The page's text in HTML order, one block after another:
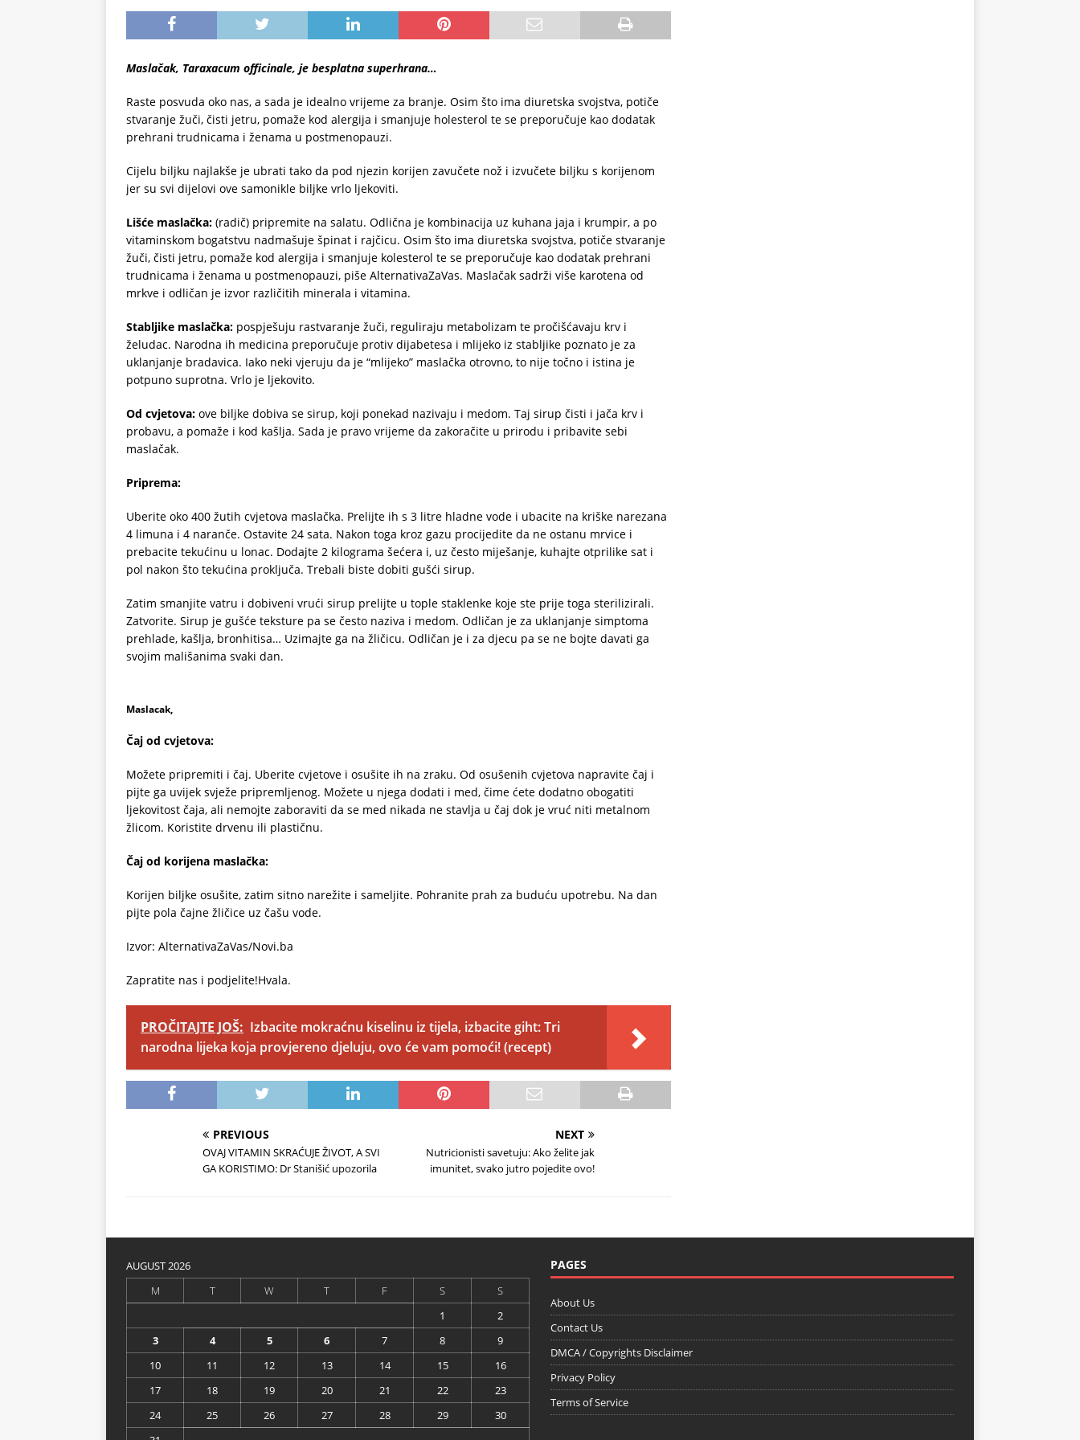
Maslačak, Taraxacum officinale, je besplatna superhrana…
Raste posvuda oko nas, a sada je idealno vrijeme za branje. Osim što ima diuretska svojstva, potiče
stvaranje žuči, čisti jetru, pomaže kod alergija i smanjuje holesterol te se preporučuje kao dodatak
prehrani trudnicama i ženama u postmenopauzi.
Cijelu biljku najlakše je ubrati tako da pod njezin korijen zavučete nož i izvučete biljku s korijenom
jer su svi dijelovi ove samonikle biljke vrlo ljekoviti.
Lišće maslačka: (radič) pripremite na salatu. Odlična je kombinacija uz kuhana jaja i krumpir, a po
vitaminskom bogatstvu nadmašuje špinat i rajčicu. Osim što ima diuretska svojstva, potiče stvaranje
žuči, čisti jetru, pomaže kod alergija i smanjuje kolesterol te se preporučuje kao dodatak prehrani
trudnicama i ženama u postmenopauzi, piše AlternativaZaVas. Maslačak sadrži više karotena od
mrkve i odličan je izvor različitih minerala i vitamina.
Stabljike maslačka: pospješuju rastvaranje žuči, reguliraju metabolizam te pročišćavaju krv i
želudac. Narodna ih medicina preporučuje protiv dijabetesa i mlijeko iz stabljike poznato je za
uklanjanje bradavica. Iako neki vjeruju da je “mlijeko” maslačka otrovno, to nije točno i istina je
potpuno suprotna. Vrlo je ljekovito.
Od cvjetova: ove biljke dobiva se sirup, koji ponekad nazivaju i medom. Taj sirup čisti i jača krv i
probavu, a pomaže i kod kašlja. Sada je pravo vrijeme da zakoračite u prirodu i pribavite sebi
maslačak.
Priprema:
Uberite oko 400 žutih cvjetova maslačka. Prelijte ih s 3 litre hladne vode i ubacite na kriške narezana
4 limuna i 4 naranče. Ostavite 24 sata. Nakon toga kroz gazu procijedite da ne ostanu mrvice i
prebacite tekućinu u lonac. Dodajte 2 kilograma šećera i, uz često miješanje, kuhajte otprilike sat i
pol nakon što tekućina proključa. Trebali biste dobiti gušći sirup.
Zatim smanjite vatru i dobiveni vrući sirup prelijte u tople staklenke koje ste prije toga sterilizirali.
Zatvorite. Sirup je gušće teksture pa se često naziva i medom. Odličan je za uklanjanje simptoma
prehlade, kašlja, bronhitisa… Uzimajte ga na žličicu. Odličan je i za djecu pa se ne bojte davati ga
svojim mališanima svaki dan.
Maslacak,
Čaj od cvjetova:
Možete pripremiti i čaj. Uberite cvjetove i osušite ih na zraku. Od osušenih cvjetova napravite čaj i
pijte ga uvijek svježe pripremljenog. Možete u njega dodati i med, čime ćete dodatno obogatiti
ljekovitost čaja, ali nemojte zaboraviti da se med nikada ne stavlja u čaj dok je vruć niti metalnom
žlicom. Koristite drvenu ili plastičnu.
Čaj od korijena maslačka:
Korijen biljke osušite, zatim sitno narežite i sameljite. Pohranite prah za buduću upotrebu. Na dan
pijte pola čajne žličice uz čašu vode.
Izvor: AlternativaZaVas/Novi.ba
Zapratite nas i podjelite!Hvala.
PROČITAJTE JOŠ: Izbacite mokraćnu kiselinu iz tijela, izbacite giht: Tri
narodna lijeka koja provjereno djeluju, ovo će vam pomoći! (recept)
PREVIOUS
OVAJ VITAMIN SKRAĆUJE ŽIVOT, A SVI
GA KORISTIMO: Dr Stanišić upozorila
NEXT
Nutricionisti savetuju: Ako želite jak
imunitet, svako jutro pojedite ovo!
AUGUST 2026
M
T W T F S
S
1
2
3
4 5 6 7 8
9
10
11 12 13 14 15
16
17
18 19 20 21 22
23
24
25 26 27 28 29
30
PAGES
About Us
Contact Us
DMCA / Copyrights Disclaimer
Privacy Policy
Terms of Service